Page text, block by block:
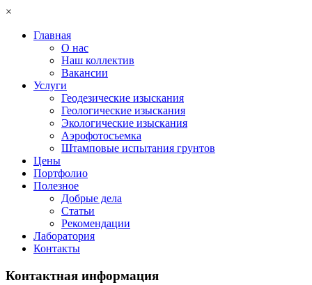
×
Главная
О нас
Наш коллектив
Вакансии
Услуги
Геодезические изыскания
Геологические изыскания
Экологические изыскания
Аэрофотосъемка
Штамповые испытания грунтов
Цены
Портфолио
Полезное
Добрые дела
Статьи
Рекомендации
Лаборатория
Контакты
Контактная информация